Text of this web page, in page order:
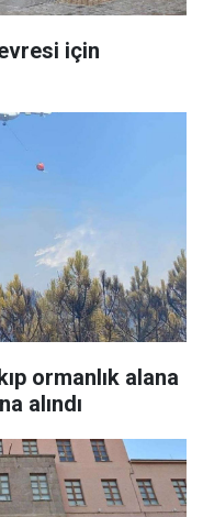
için
ormanlık alana
alındı